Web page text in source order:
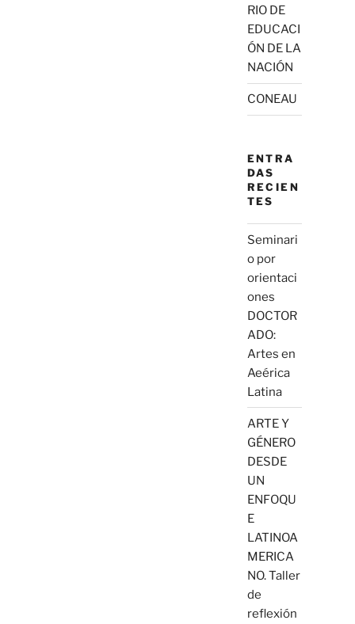
RIO DE
EDUCACI
ÓN DE LA
NACIÓN
CONEAU
ENTRA
DAS
RECIEN
TES
Seminari
o por
orientaci
ones
DOCTOR
ADO:
Artes en
Aeérica
Latina
ARTE Y
GÉNERO
DESDE
UN
ENFOQU
E
LATINOA
MERICA
NO. Taller
de
reflexión